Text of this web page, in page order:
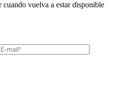
cuando vuelva a estar disponible